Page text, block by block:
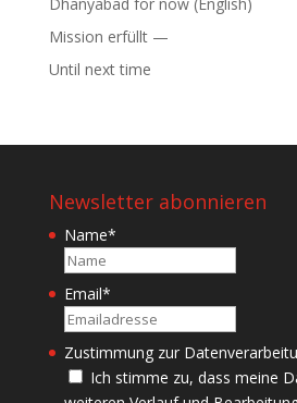
Mission erfüllt —
Until next time
Newsletter abonnieren
Name*
Email*
Zustimmung zur
Ich stimme zu, dass meine